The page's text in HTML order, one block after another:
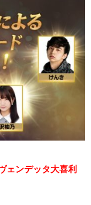
ェンデッタ大喜利